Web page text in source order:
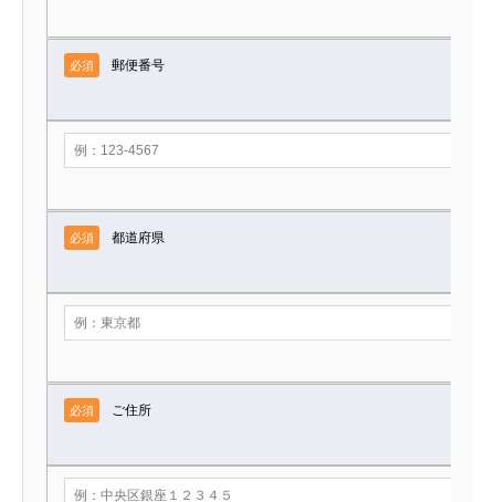
必須 郵便番号
必須 都道府県
必須 ご住所